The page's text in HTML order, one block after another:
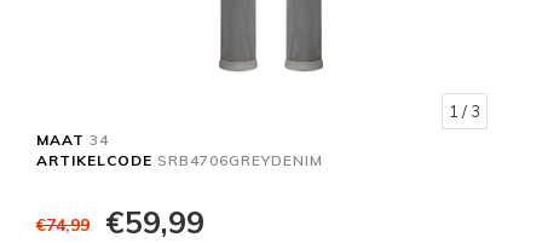
1 / 3
MAAT 34
ARTIKELCODE SRB4706GREYDENIM
€74,99 €59,99